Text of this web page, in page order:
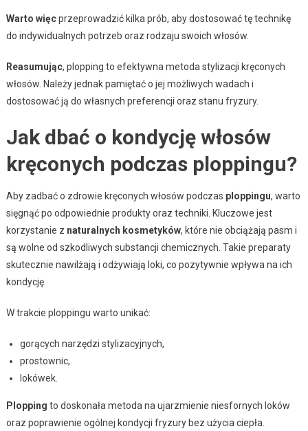
Warto więcprzeprowadzić kilka prób, aby dostosować tę technikę
do indywidualnych potrzeb oraz rodzaju swoich włosów.
Reasumując, plopping to efektywna metoda stylizacji kręconych
włosów. Należy jednak pamiętać o jej możliwych wadach i
dostosować ją do własnych preferencji oraz stanu fryzury.
Jak dbać o kondycję włosów
kręconych podczas ploppingu?
Aby zadbać o zdrowie kręconych włosów podczas ploppingu, warto
sięgnąć po odpowiednie produkty oraz techniki. Kluczowe jest
korzystanie z naturalnych kosmetyków, które nie obciążają pasm i
są wolne od szkodliwych substancji chemicznych. Takie preparaty
skutecznie nawilżają i odżywiają loki, co pozytywnie wpływa na ich
kondycję.
W trakcie ploppingu warto unikać:
gorących narzędzi stylizacyjnych,
prostownic,
lokówek.
Plopping to doskonała metoda na ujarzmienie niesfornych loków
oraz poprawienie ogólnej kondycji fryzury bez użycia ciepła.